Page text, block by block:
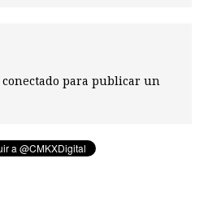
conectado para publicar un